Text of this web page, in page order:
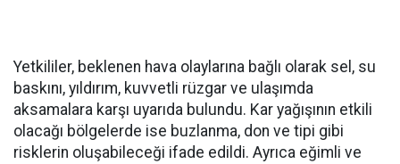
Yetkililer, beklenen hava olaylarına bağlı olarak sel, su
baskını, yıldırım, kuvvetli rüzgar ve ulaşımda
aksamalara karşı uyarıda bulundu. Kar yağışının etkili
olacağı bölgelerde ise buzlanma, don ve tipi gibi
risklerin oluşabileceği ifade edildi. Ayrıca eğimli ve